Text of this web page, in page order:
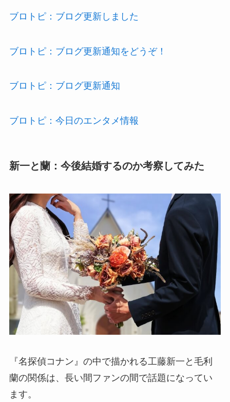
ブロトピ：ブログ更新しました
ブロトピ：ブログ更新通知をどうぞ！
ブロトピ：ブログ更新通知
ブロトピ：今日のエンタメ情報
新一と蘭：今後結婚するのか考察してみた
『名探偵コナン』の中で描かれる工藤新一と毛利
蘭の関係は、長い間ファンの間で話題になってい
ます。